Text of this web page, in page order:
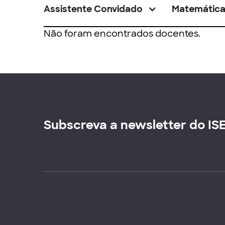
Assistente Convidado Matemática
Não foram encontrados docentes.
Subscreva a newsletter do